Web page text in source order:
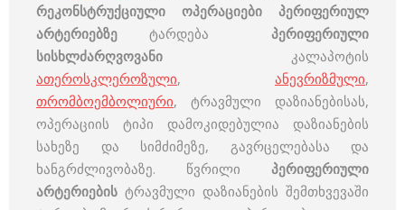
რეკონსტრუქციული ოპერაციები პერიფერიულ
არტერიებზე ტარდება პერიფერიული
სისხლძარღვოვანი კალაპოტის
ათეროსკლეროზული, ანევრიზმული,
თრომბოემბოლიური, ტრავმული დაზიანებისას,
ოპერაციის ტიპი დამოკიდებულია დაზიანების
სახეზე და სიმძიმეზე, გავრცელებასა და
ხანგრძლივობაზე. წვრილი პერიფერიული
არტერიების ტრავმული დაზიანების შემთხვევაში